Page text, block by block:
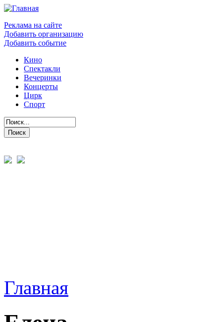
Реклама на сайте
Добавить организацию
Добавить событие
Кино
Спектакли
Вечеринки
Концерты
Цирк
Спорт
Главная